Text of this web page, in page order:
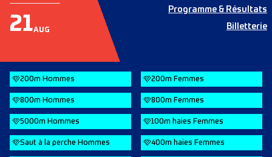
21AUG
Programme & Résultats
Billetterie
200m Hommes
800m Hommes
5000m Hommes
Saut à la perche Hommes
200m Femmes
800m Femmes
100m haies Femmes
400m haies Femmes